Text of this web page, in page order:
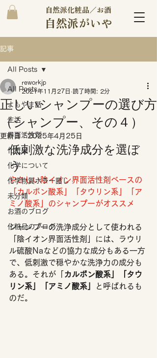
自然派化粧品／お酒
自然派がいや
記事
All Posts
よもやま話
生活
界面活性剤
化粧品
化学について
化学物質ホラー話し
未分類
お酒のブログ
化粧品のブログ
All Posts
正しいシャンプーの選び方
（シャンプー、その４）
reworkjp
2021年11月27日 読了時間: 2分
更新日：2025年4月25日
低刺激な洗浄成分を選ぼ
う
やさしい陰イオン界面活性剤ベースの
「カルボン酸系」「タウリン系」「ア
ミノ酸系」のシャンプーがオススメ
シャンプーの洗浄成分として使われる
「陰イオン界面活性剤」には、ラウリ
ル硫酸Naなどの協力な成分もある一方
で、低刺激で穏やかな洗浄力の成分も
ある。それが「
カルボン酸系」「タウ
リン系」「アミノ酸系」
と呼ばれるも
のだ。